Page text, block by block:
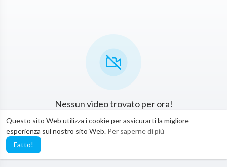
Questo sito Web utilizza i cookie per assicurarti la migliore
esperienza sul nostro sito Web. Per saperne di più
Fatto!
Nessun video trovato per ora!